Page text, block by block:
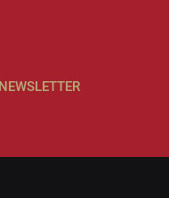
NEWSLETTER